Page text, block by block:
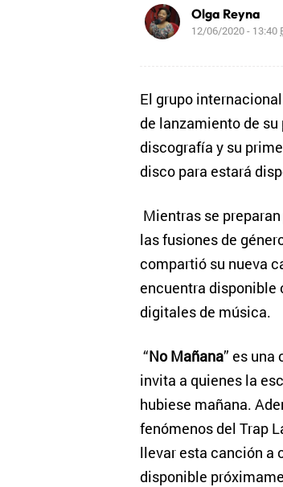
Olga Reyna
12/06/2020 - 13:40
El grupo
de lanzamiento de
discografía y su
disco para estará
Mientras se
las fusiones de
compartió su nueva
encuentra disponible
digitales de música.
“No Mañana” es una
invita a quienes la
hubiese mañana.
fenómenos del Trap
llevar esta canción a
disponible